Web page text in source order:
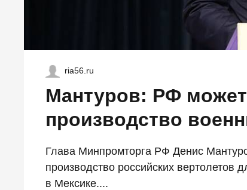
ria56.ru
Мантуров: РФ может
производство
Глава Минпромторга РФ Денис
производство российских
в Мексике....